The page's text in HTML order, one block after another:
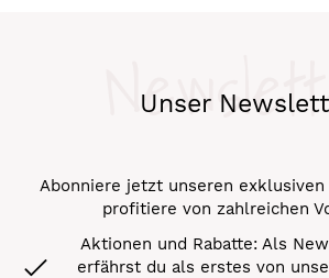
Unser
Abonniere jetzt unseren
profitiere von zahlreichen
Aktionen und Rabatte: Als
erfährst du als erstes von